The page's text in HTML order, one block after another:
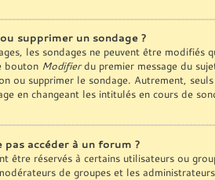
supprimer un sondage ?
les sondages ne peuvent être
bouton Modifierdu premier message du
ou supprimer le sondage. Autrement,
en changeant les intitulés en cours de
accéder à un forum ?
être réservés à certains utilisateurs ou
de groupes et les